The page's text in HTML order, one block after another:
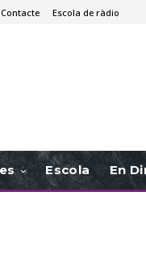
Contacte Escola de ràdio
Escola En